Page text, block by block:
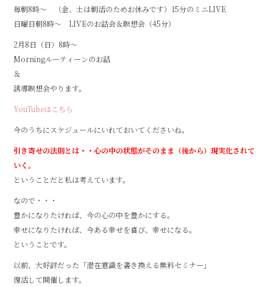
毎朝8時～ （金、土は朝活のためお休みです）15分のミニLIVE
日曜日朝8時～ LIVEのお話会＆瞑想会（45分）
2月8日（日）8時～
Morningルーティーンのお話
＆
誘導瞑想会やります。
YouTubeはこちら
今のうちにスケジュールにいれておいてくださいね。
引き寄せの法則とは・・心の中の状態がそのまま（後から）現実化されて
いく。
ということだと私は考えています。
なので・・・
豊かになりたければ、今の心の中を豊かにする。
幸せになりたければ、今ある幸せを喜び、幸せになる。
ということです。
以前、大好評だった「潜在意識を書き換える無料セミナー」
復活して開催します。